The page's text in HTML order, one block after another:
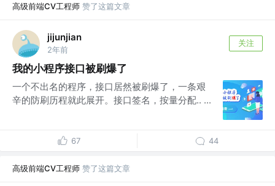
高级前端CV工程师 赞了这篇文章
jijunjian
2年前
关注
我的小程序接口被刷爆了
一个不出名的程序，接口居然被刷爆了，一条艰
辛的防刷历程就此展开。接口签名，按量分配.. ...
67 44
高级前端CV工程师 赞了这篇文章